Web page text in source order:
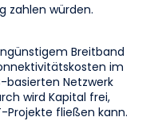
zahlen würden.
Breitband
im
basierten Netzwerk
wird Kapital frei,
Projekte fließen kann.